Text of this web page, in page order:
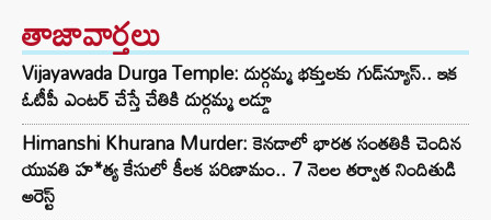
తాజావార్తలు
Vijayawada Durga Temple: దుర్గమ్మ భక్తులకు గుడ్‌న్యూస్.. ఇక
ఓటీపీ ఎంటర్ చేస్తే చేతికి దుర్గమ్మ లడ్డూ
Himanshi Khurana Murder: కెనడాలో భారత సంతతికి చెందిన
యువతి హ*త్య కేసులో కీలక పరిణామం.. 7 నెలల తర్వాత నిందితుడి
అరెస్ట్